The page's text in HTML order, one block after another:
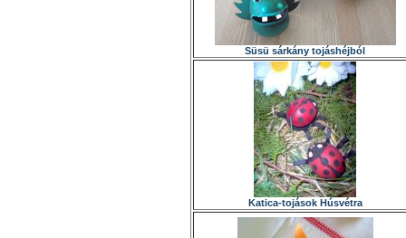
Süsü sárkány tojáshéjból
Katica-tojások Húsvétra